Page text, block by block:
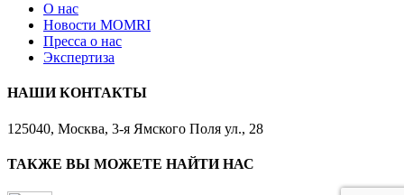
О нас
Новости MOMRI
Пресса о нас
Экспертиза
НАШИ КОНТАКТЫ
125040, Москва, 3-я Ямского Поля ул., 28
ТАКЖЕ ВЫ МОЖЕТЕ НАЙТИ НАС